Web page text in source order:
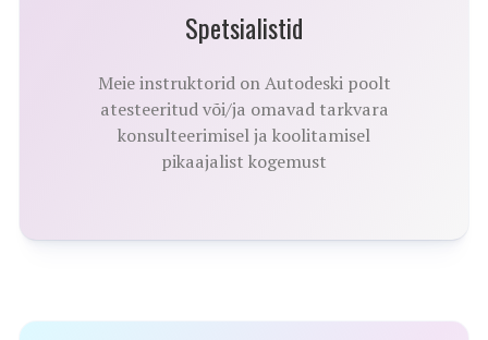
Spetsialistid
Meie instruktorid on Autodeski poolt
atesteeritud või/ja omavad tarkvara
konsulteerimisel ja koolitamisel
pikaajalist kogemust